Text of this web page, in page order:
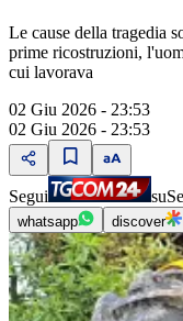
Le cause della tragedia
prime ricostruzioni,
cui lavorava
02 Giu 2026 - 23:53
02 Giu 2026 - 23:53
Segui su
whatsapp discover